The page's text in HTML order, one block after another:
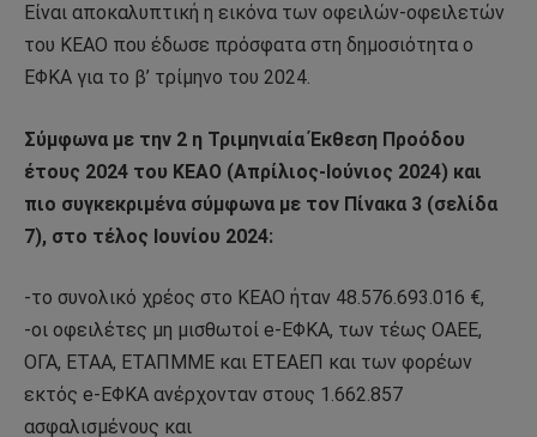
Είναι αποκαλυπτική η εικόνα των οφειλών-οφειλετών
του ΚΕΑΟ που έδωσε πρόσφατα στη δημοσιότητα ο
ΕΦΚΑ για το β’ τρίμηνο του 2024.
Σύμφωνα με την 2 η Τριμηνιαία Έκθεση Προόδου
έτους 2024 του ΚΕΑΟ (Απρίλιος-Ιούνιος 2024) και
πιο συγκεκριμένα σύμφωνα με τον Πίνακα 3 (σελίδα
7), στο τέλος Ιουνίου 2024:
-το συνολικό χρέος στο ΚΕΑΟ ήταν 48.576.693.016 €,
-οι οφειλέτες μη μισθωτοί e-EΦΚΑ, των τέως ΟΑΕΕ,
ΟΓΑ, ΕΤΑΑ, ΕΤΑΠΜΜΕ και ΕΤΕΑΕΠ και των φορέων
εκτός e-ΕΦΚΑ ανέρχονταν στους 1.662.857
ασφαλισμένους και